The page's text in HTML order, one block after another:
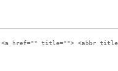
<a href="" title=""> <abbr